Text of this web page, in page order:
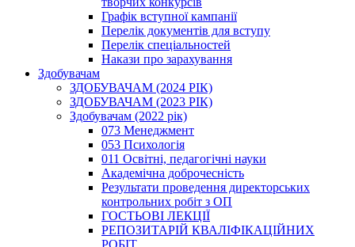
Графік вступної кампанії
Перелік документів для вступу
Перелік спеціальностей
Накази про зарахування
Здобувачам
ЗДОБУВАЧАМ (2024 РІК)
ЗДОБУВАЧАМ (2023 РІК)
Здобувачам (2022 рік)
073 Менеджмент
053 Психологія
011 Освітні, педагогічні науки
Академічна доброчесність
Результати проведення директорських
контрольних робіт з ОП
ГОСТЬОВІ ЛЕКЦІЇ
РЕПОЗИТАРІЙ КВАЛІФІКАЦІЙНИХ
РОБІТ